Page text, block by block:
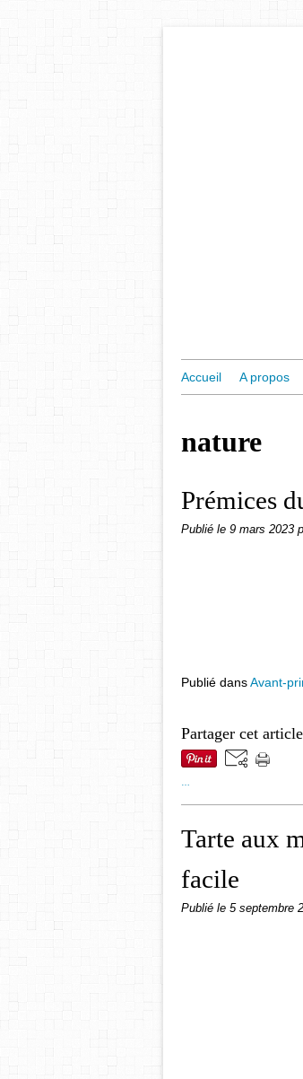
Accueil A propos
nature
Prémices
Publié le 9 mars 2023
Publié dansAvant-
Partager cet article
Tarte aux
facile
Publié le 5 septembre